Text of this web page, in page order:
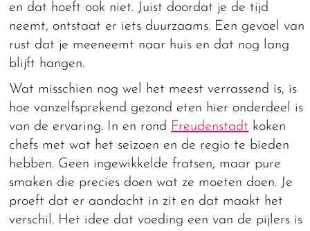
en dat hoeft ook niet. Juist doordat je de tijd
neemt, ontstaat er iets duurzaams. Een gevoel van
rust dat je meeneemt naar huis en dat nog lang
blijft hangen.
Wat misschien nog wel het meest verrassend is, is
hoe vanzelfsprekend gezond eten hier onderdeel is
van de ervaring. In en rond Freudenstadt koken
chefs met wat het seizoen en de regio te bieden
hebben. Geen ingewikkelde fratsen, maar pure
smaken die precies doen wat ze moeten doen. Je
proeft dat er aandacht in zit en dat maakt het
verschil. Het idee dat voeding een van de pijlers is